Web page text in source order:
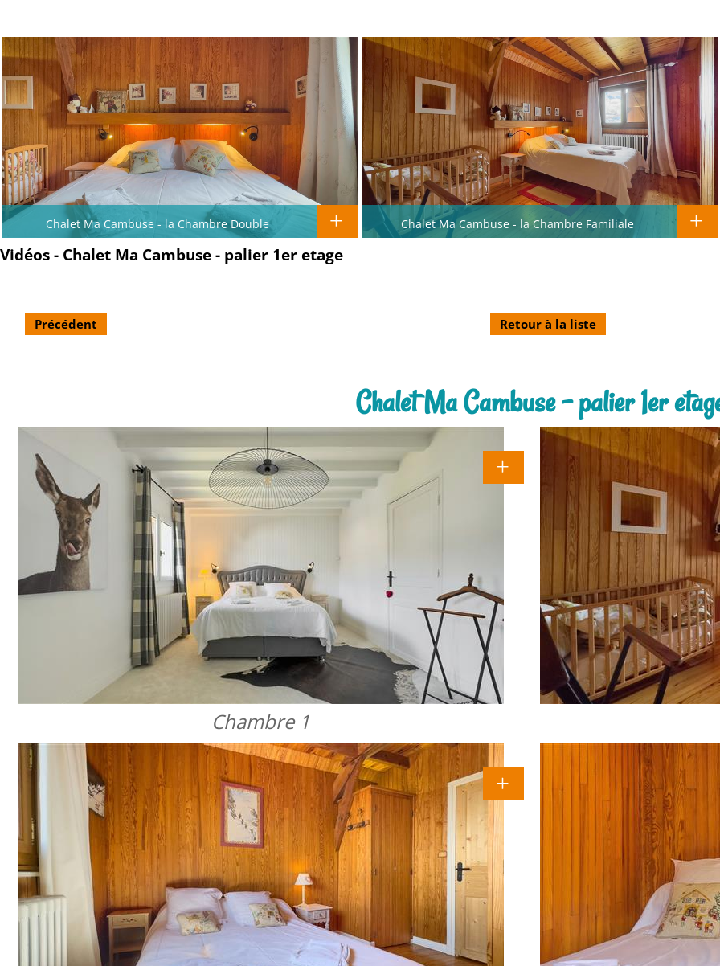
Chalet Ma Cambuse - la Chambre Double Chalet Ma Cambuse - la Chambre Familiale
Vidéos - Chalet Ma Cambuse - palier 1er etage
Précédent Retour à la liste
Chalet Ma Cambuse - palier 1er
Chambre 1